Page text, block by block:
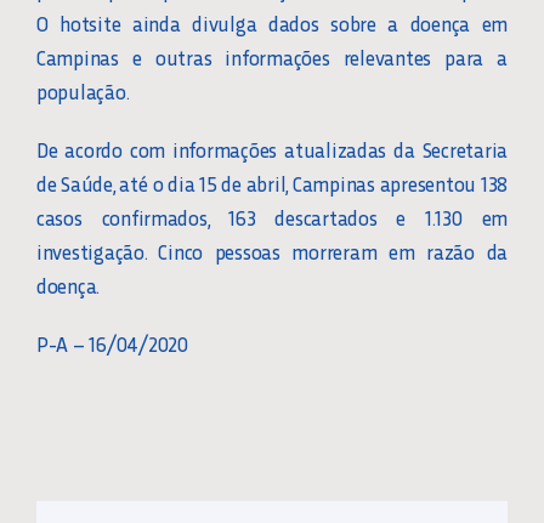
O hotsite ainda divulga dados sobre a doença em
Campinas e outras informações relevantes para a
população.
De acordo com informações atualizadas da Secretaria
de Saúde, até o dia 15 de abril, Campinas apresentou 138
casos confirmados, 163 descartados e 1.130 em
investigação. Cinco pessoas morreram em razão da
doença.
P-A – 16/04/2020